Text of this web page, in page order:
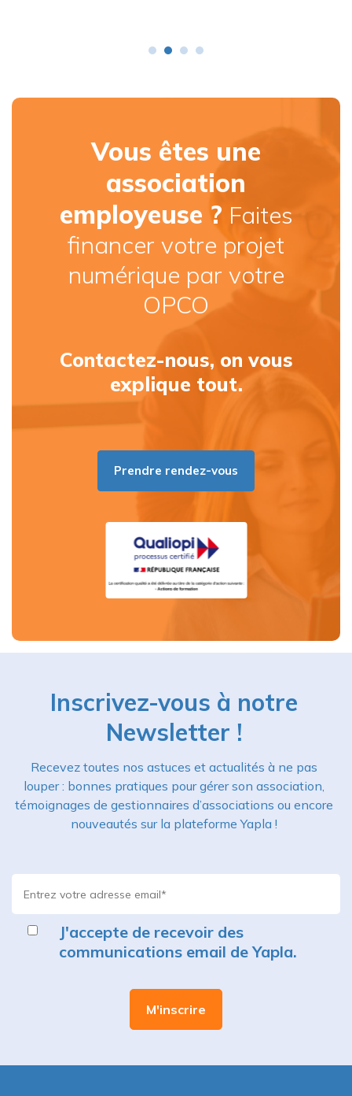
Vous êtes une
association
employeuse ? Faites
financer votre projet
numérique par votre
OPCO
Contactez-nous, on vous
explique tout.
Prendre rendez-vous
Inscrivez-vous à notre
Newsletter !
Recevez toutes nos astuces et actualités à ne pas
louper : bonnes pratiques pour gérer son association,
témoignages de gestionnaires d’associations ou encore
nouveautés sur la plateforme Yapla !
J'accepte de recevoir des
communications email de Yapla.